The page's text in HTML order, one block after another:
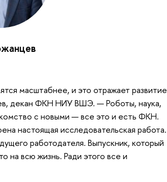
масштабнее, и это отражает развитие
декан ФКН НИУ ВШЭ. — Роботы, наука,
с новыми — все это и есть ФКН.
настоящая исследовательская работа.
работодателя. Выпускник, который
на всю жизнь. Ради этого все и